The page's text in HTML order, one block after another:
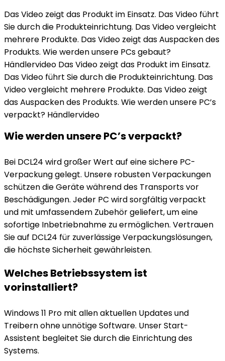
Das Video zeigt das Produkt im Einsatz. Das Video führt
Sie durch die Produkteinrichtung. Das Video vergleicht
mehrere Produkte. Das Video zeigt das Auspacken des
Produkts. Wie werden unsere PCs gebaut?
Händlervideo Das Video zeigt das Produkt im Einsatz.
Das Video führt Sie durch die Produkteinrichtung. Das
Video vergleicht mehrere Produkte. Das Video zeigt
das Auspacken des Produkts. Wie werden unsere PC’s
verpackt? Händlervideo
Wie werden unsere PC’s verpackt?
Bei DCL24 wird großer Wert auf eine sichere PC-
Verpackung gelegt. Unsere robusten Verpackungen
schützen die Geräte während des Transports vor
Beschädigungen. Jeder PC wird sorgfältig verpackt
und mit umfassendem Zubehör geliefert, um eine
sofortige Inbetriebnahme zu ermöglichen. Vertrauen
Sie auf DCL24 für zuverlässige Verpackungslösungen,
die höchste Sicherheit gewährleisten.
Welches Betriebssystem ist
vorinstalliert?
Windows 11 Pro mit allen aktuellen Updates und
Treibern ohne unnötige Software. Unser Start-
Assistent begleitet Sie durch die Einrichtung des
Systems.